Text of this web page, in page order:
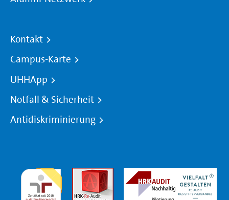
Kontakt
Campus-Karte
UHHApp
Notfall & Sicherheit
Antidiskriminierung